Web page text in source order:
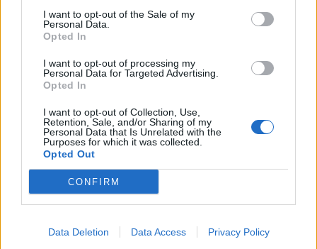
I want to opt-out of the Sale of my
Personal Data.
Opted In
I want to opt-out of processing my
Personal Data for Targeted Advertising.
Opted In
I want to opt-out of Collection, Use,
Retention, Sale, and/or Sharing of my
Personal Data that Is Unrelated with the
Purposes for which it was collected.
Opted Out
CONFIRM
Data Deletion Data Access Privacy Policy